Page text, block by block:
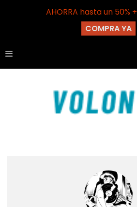
AHORRA hasta un 50% +
COMPRA YA